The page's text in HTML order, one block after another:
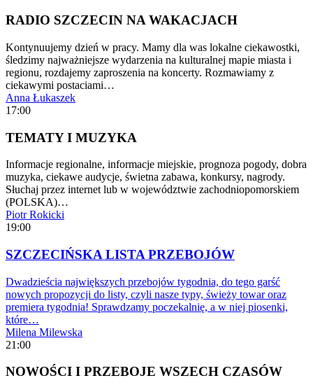
RADIO SZCZECIN NA WAKACJACH
Kontynuujemy dzień w pracy. Mamy dla was lokalne ciekawostki,
śledzimy najważniejsze wydarzenia na kulturalnej mapie miasta i
regionu, rozdajemy zaproszenia na koncerty. Rozmawiamy z
ciekawymi postaciami…
Anna Łukaszek
17:00
TEMATY I MUZYKA
Informacje regionalne, informacje miejskie, prognoza pogody, dobra
muzyka, ciekawe audycje, świetna zabawa, konkursy, nagrody.
Słuchaj przez internet lub w województwie zachodniopomorskiem
(POLSKA)…
Piotr Rokicki
19:00
SZCZECIŃSKA LISTA PRZEBOJÓW
Dwadzieścia największych przebojów tygodnia, do tego garść
nowych propozycji do listy, czyli nasze typy, świeży towar oraz
premiera tygodnia! Sprawdzamy poczekalnię, a w niej piosenki,
które…
Milena Milewska
21:00
NOWOŚCI I PRZEBOJE WSZECH CZASÓW